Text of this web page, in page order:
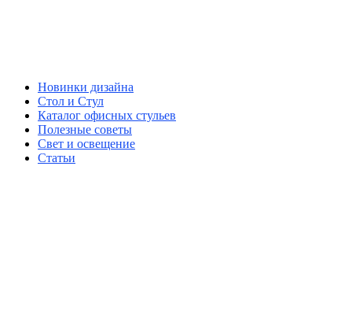
Новинки дизайна
Стол и Стул
Каталог офисных стульев
Полезные советы
Свет и освещение
Статьи